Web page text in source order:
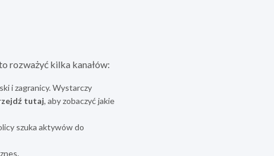
rozważyć kilka kanałów:
i zagranicy. Wystarczy
tutaj, aby zobaczyć jakie
szuka aktywów do